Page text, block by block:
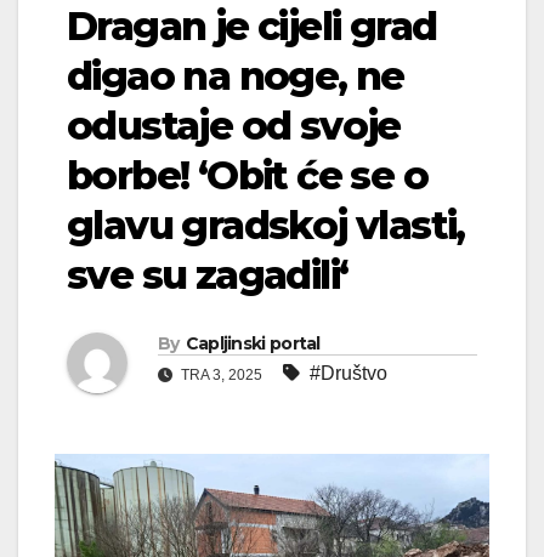
Dragan je cijeli grad
digao na noge, ne
odustaje od svoje
borbe! ‘Obit će se o
glavu gradskoj vlasti,
sve su zagadili‘
By Capljinski portal
TRA 3, 2025 #Društvo